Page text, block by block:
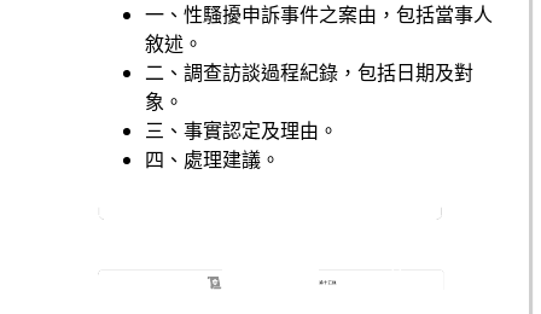
一、性騷擾申訴事件之案由，包括當事人
敘述。
二、調查訪談過程紀錄，包括日期及對
象。
三、事實認定及理由。
四、處理建議。